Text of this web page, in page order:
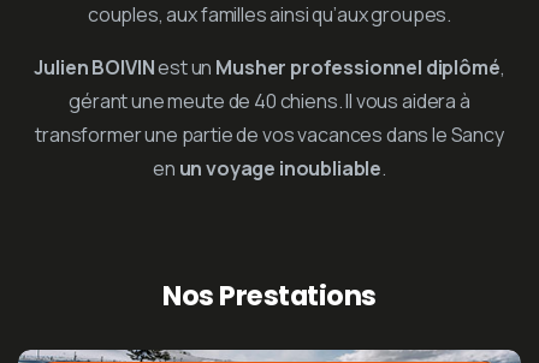
couples, aux familles ainsi qu’aux groupes.
Julien BOIVINest un Musher professionnel diplômé,
gérant une meute de 40 chiens. Il vous aidera à
transformer une partie de vos vacances dans le Sancy
en un voyage inoubliable.
NosPrestations